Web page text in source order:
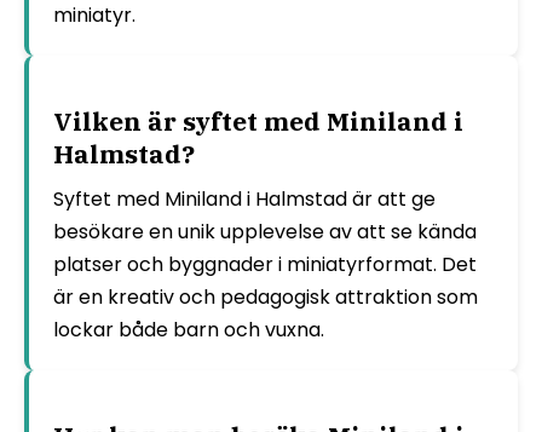
miniatyr.
Vilken är syftet med Miniland i
Halmstad?
Syftet med Miniland i Halmstad är att ge
besökare en unik upplevelse av att se kända
platser och byggnader i miniatyrformat. Det
är en kreativ och pedagogisk attraktion som
lockar både barn och vuxna.